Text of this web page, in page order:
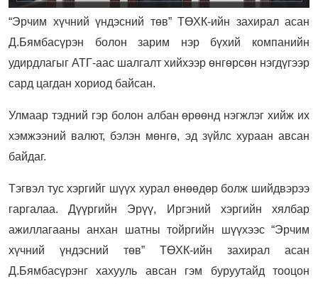
“Эрчим хүчний үндэсний төв” ТӨХК-ийн захирал асан
Д.Бямбасүрэн болон зарим нэр бүхий компанийн
удирдлагыг АТГ-аас шалгалт хийхээр өнгөрсөн нэгдүгээр
сард цагдан хориод байсан.
Улмаар тэдний гэр болон албан өрөөнд нэгжлэг хийж их
хэмжээний валют, бэлэн мөнгө, эд зүйлс хураан авсан
байдаг.
Тэгвэл тус хэргийг шүүх хурал өнөөдөр болж шийдвэрээ
гаргалаа. Дүүргийн Эрүү, Иргэний хэргийн хялбар
ажиллагааны анхан шатны тойргийн шүүхээс “Эрчим
хүчний үндэсний төв” ТӨХК-ийн захирал асан
Д.Бямбасүрэнг хахууль авсан гэм буруутайд тооцон